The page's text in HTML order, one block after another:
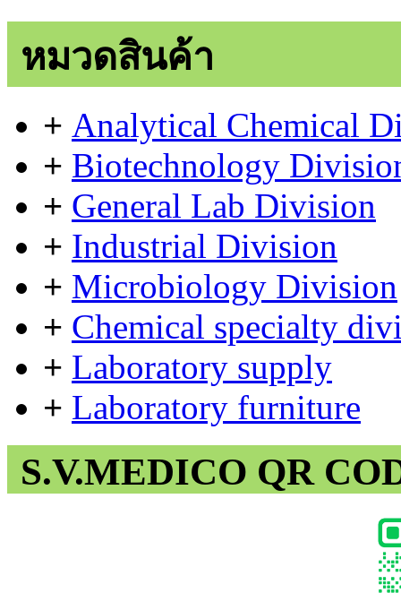
หมวดสินค้า
+ Analytical Chemical
+ Biotechnology
+ General Lab Division
+ Industrial Division
+ Microbiology Division
+ Chemical specialty
+ Laboratory supply
+ Laboratory furniture
S.V.MEDICO QR